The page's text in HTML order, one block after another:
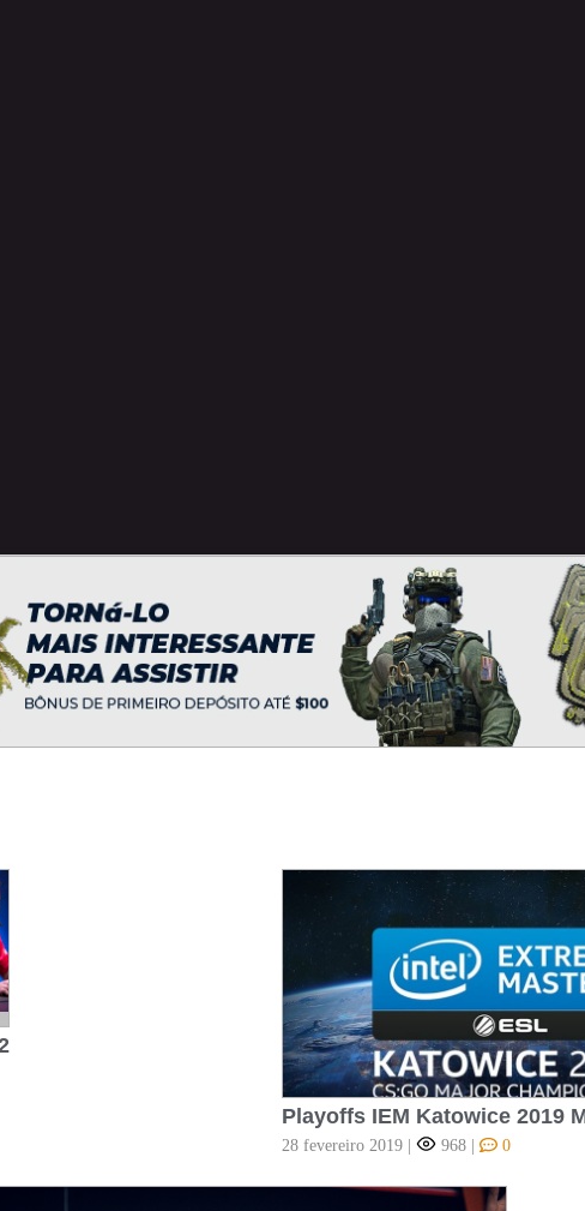
Playoffs IEM Katowice 2019
28 fevereiro 2019 | 968 | 0